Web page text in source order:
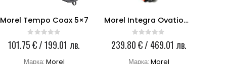
Morel Tempo Coax 5×7
0 out of 5
101.75€/ 199.01 лв.
Марка: Morel
Morel Integra Ovation XO 5
0 out of 5
239.80€/ 469.01 лв.
Марка: Morel